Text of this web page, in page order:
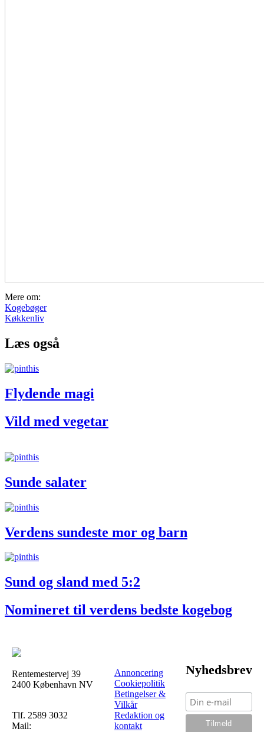
Mere om:
Kogebøger
Køkkenliv
Læs også
Flydende magi
Vild med vegetar
Sunde salater
Verdens sundeste mor og barn
Sund og sland med 5:2
Nomineret til verdens bedste kogebog
Rentemestervej 39
2400 København NV
Tlf. 2589 3032
Mail:
Annoncering
Cookiepolitik
Betingelser &
Vilkår
Redaktion og
kontakt
Nyhedsbrev